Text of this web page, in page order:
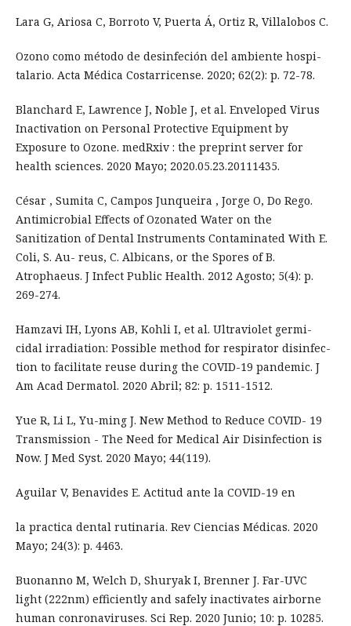
Lara G, Ariosa C, Borroto V, Puerta Á, Ortiz R, Villalobos C.
Ozono como método de desinfeción del ambiente hospi-
talario. Acta Médica Costarricense. 2020; 62(2): p. 72-78.
Blanchard E, Lawrence J, Noble J, et al. Enveloped Virus
Inactivation on Personal Protective Equipment by
Exposure to Ozone. medRxiv : the preprint server for
health sciences. 2020 Mayo; 2020.05.23.20111435.
César , Sumita C, Campos Junqueira , Jorge O, Do Rego.
Antimicrobial Effects of Ozonated Water on the
Sanitization of Dental Instruments Contaminated With E.
Coli, S. Au- reus, C. Albicans, or the Spores of B.
Atrophaeus. J Infect Public Health. 2012 Agosto; 5(4): p.
269-274.
Hamzavi IH, Lyons AB, Kohli I, et al. Ultraviolet germi-
cidal irradiation: Possible method for respirator disinfec-
tion to facilitate reuse during the COVID-19 pandemic. J
Am Acad Dermatol. 2020 Abril; 82: p. 1511-1512.
Yue R, Li L, Yu-ming J. New Method to Reduce COVID- 19
Transmission - The Need for Medical Air Disinfection is
Now. J Med Syst. 2020 Mayo; 44(119).
Aguilar V, Benavides E. Actitud ante la COVID-19 en
la practica dental rutinaria. Rev Ciencias Médicas. 2020
Mayo; 24(3): p. 4463.
Buonanno M, Welch D, Shuryak I, Brenner J. Far-UVC
light (222nm) efficiently and safely inactivates airborne
human conronaviruses. Sci Rep. 2020 Junio; 10: p. 10285.